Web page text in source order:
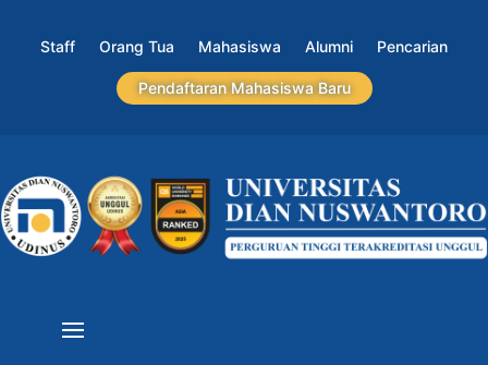
Staff Orang Tua Mahasiswa Alumni Pencarian
Pendaftaran Mahasiswa Baru